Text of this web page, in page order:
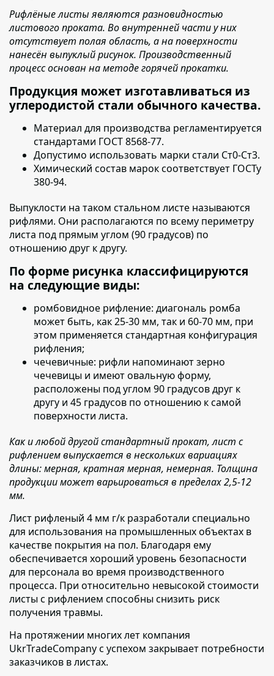
Рифлёные листы являются разновидностью
листового проката. Во внутренней части у них
отсутствует полая область, а на поверхности
нанесён выпуклый рисунок. Производственный
процесс основан на методе горячей прокатки.
Продукция может изготавливаться из
углеродистой стали обычного качества.
Материал для производства регламентируется
стандартами ГОСТ 8568-77.
Допустимо использовать марки стали Ст0-Ст3.
Химический состав мароксоответствует ГОСТу
380-94.
Выпуклости на таком стальном листе называются
рифлями. Они располагаются по всему периметру
листа под прямым углом (90 градусов) по
отношению друг к другу.
По форме рисунка классифицируются
на следующие виды:
ромбовидное рифление: диагональ ромба
может быть, как 25-30 мм, так и 60-70 мм, при
этом применяется стандартная конфигурация
рифления;
чечевичные: рифли напоминают зерно
чечевицы и имеют овальную форму,
расположены под углом 90 градусов друг к
другу и 45 градусов по отношению к самой
поверхности листа.
Как и любой другой стандартный прокат, лист с
рифлением выпускается в нескольких вариациях
длины: мерная, кратная мерная, немерная. Толщина
продукции может варьироваться в пределах 2,5-12
мм.
Лист рифленый 4 мм г/к разработали специально
для использования на промышленных объектах в
качестве покрытия на пол. Благодаря ему
обеспечивается хороший уровень безопасности
для персонала во время производственного
процесса. При относительно невысокой стоимости
листы с рифлением способны снизить риск
получения травмы.
На протяжении многих лет компания
UkrTradeCompanyс успехом закрывает потребности
заказчиков в листах.